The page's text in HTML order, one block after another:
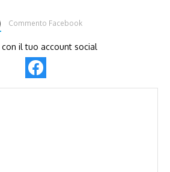
Commento Facebook
con il tuo account social